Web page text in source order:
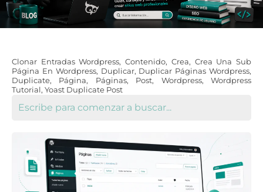
Clonar Entradas Wordpress,Contenido, Crea, Crea Una Sub
Página En Wordpress, Duplicar, Duplicar Páginas Wordpress,
Duplicate, Página, Páginas, Post, Wordpress,Wordpress
Tutorial, Yoast Duplicate Post